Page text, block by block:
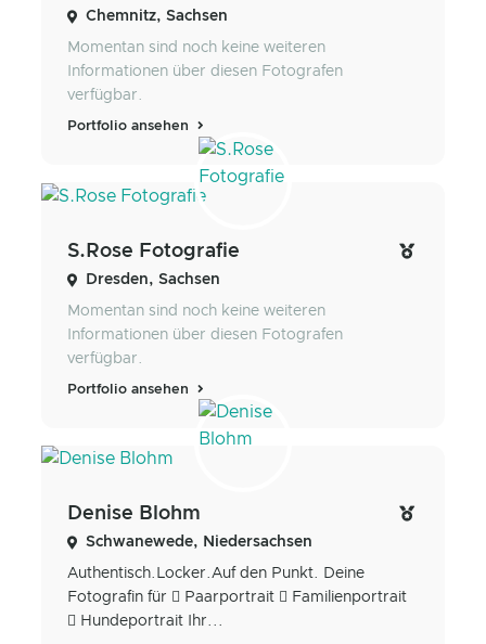
Chemnitz, Sachsen
Momentan sind noch keine weiteren
Informationen über diesen Fotografen
verfügbar.
Portfolio ansehen
S.Rose Fotografie
Dresden, Sachsen
Momentan sind noch keine weiteren
Informationen über diesen Fotografen
verfügbar.
Portfolio ansehen
Denise Blohm
Schwanewede, Niedersachsen
Authentisch.Locker.Auf den Punkt. Deine
Fotografin für  Paarportrait  Familienportrait
 Hundeportrait Ihr...